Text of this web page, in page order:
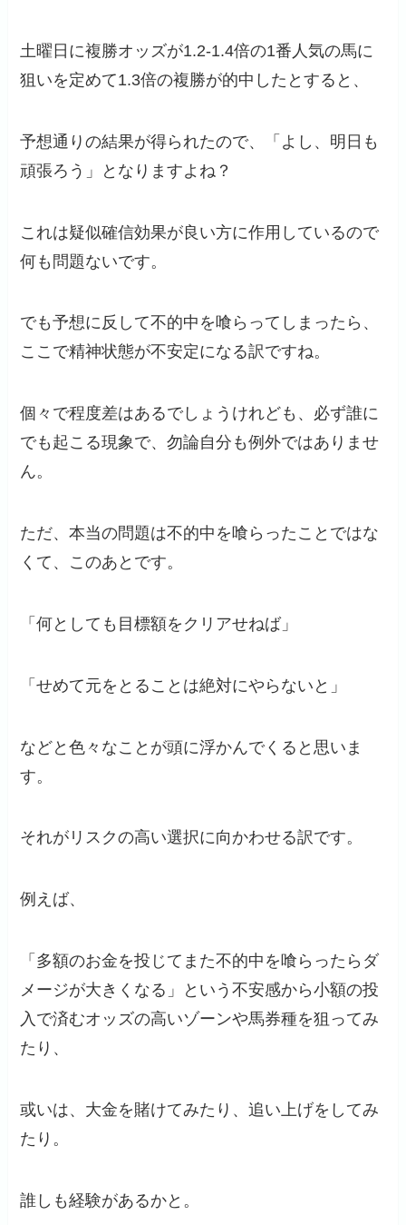
土曜日に複勝オッズが1.2-1.4倍の1番人気の馬に
狙いを定めて1.3倍の複勝が的中したとすると、
予想通りの結果が得られたので、「よし、明日も
頑張ろう」となりますよね？
これは疑似確信効果が良い方に作用しているので
何も問題ないです。
でも予想に反して不的中を喰らってしまったら、
ここで精神状態が不安定になる訳ですね。
個々で程度差はあるでしょうけれども、必ず誰に
でも起こる現象で、勿論自分も例外ではありませ
ん。
ただ、本当の問題は不的中を喰らったことではな
くて、このあとです。
「何としても目標額をクリアせねば」
「せめて元をとることは絶対にやらないと」
などと色々なことが頭に浮かんでくると思いま
す。
それがリスクの高い選択に向かわせる訳です。
例えば、
「多額のお金を投じてまた不的中を喰らったらダ
メージが大きくなる」という不安感から小額の投
入で済むオッズの高いゾーンや馬券種を狙ってみ
たり、
或いは、大金を賭けてみたり、追い上げをしてみ
たり。
誰しも経験があるかと。